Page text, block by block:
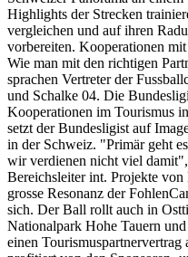
Highlights der Strecken
vergleichen und auf ihren
vorbereiten. Kooperationen
Wie man mit den richtigen
sprachen Vertreter der
und Schalke 04. Die
Kooperationen im Tourismus
setzt der Bundesligist auf
in der Schweiz. "Primär geht
wir verdienen nicht viel
Bereichsleiter int. Projekte
grosse Resonanz der
sich. Der Ball rollt auch in
Nationalpark Hohe Tauern
einen Tourismuspartnervertrag